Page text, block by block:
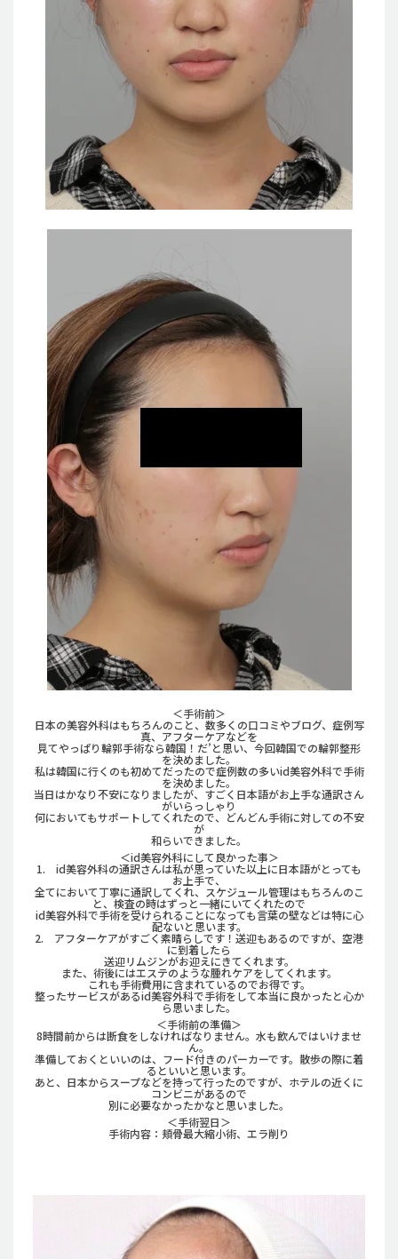
＜手術前＞
日本の美容外科はもちろんのこと、数多くの口コミやブログ、症例写
真、アフターケアなどを
見てやっぱり輪郭手術なら韓国！だ’と思い、今回韓国での輪郭整形
を決めました。
私は韓国に行くのも初めてだったので症例数の多いid美容外科で手術
を決めました。
当日はかなり不安になりましたが、すごく日本語がお上手な通訳さん
がいらっしゃり
何においてもサポートしてくれたので、どんどん手術に対しての不安
が
和らいできました。
＜id美容外科にして良かった事＞
1. id美容外科の通訳さんは私が思っていた以上に日本語がとっても
お上手で、
全てにおいて丁寧に通訳してくれ、スケジュール管理はもちろんのこ
と、検査の時はずっと一緒にいてくれたので
id美容外科で手術を受けられることになっても言葉の壁などは特に心
配ないと思います。
2. アフターケアがすごく素晴らしです！送迎もあるのですが、空港
に到着したら
送迎リムジンがお迎えにきてくれます。
また、術後にはエステのような腫れケアをしてくれます。
これも手術費用に含まれているのでお得です。
整ったサービスがあるid美容外科で手術をして本当に良かったと心か
ら思いました。
＜手術前の準備＞
8時間前からは断食をしなければなりません。水も飲んではいけませ
ん。
準備しておくといいのは、フード付きのパーカーです。散歩の際に着
るといいと思います。
あと、日本からスープなどを持って行ったのですが、ホテルの近くに
コンビニがあるので
別に必要なかったかなと思いました。
＜手術翌日＞
手術内容：頬骨最大縮小術、エラ削り